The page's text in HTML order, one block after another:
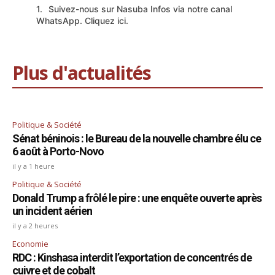
Suivez-nous sur Nasuba Infos via notre canal
WhatsApp. Cliquez ici.
Plus d'actualités
Politique & Société
Sénat béninois : le Bureau de la nouvelle chambre élu ce
6 août à Porto-Novo
il y a 1 heure
Politique & Société
Donald Trump a frôlé le pire : une enquête ouverte après
un incident aérien
il y a 2 heures
Economie
RDC : Kinshasa interdit l’exportation de concentrés de
cuivre et de cobalt